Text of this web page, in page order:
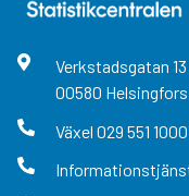
Verkstadsgatan 13
00580 Helsingfors
Växel 029 551 1000